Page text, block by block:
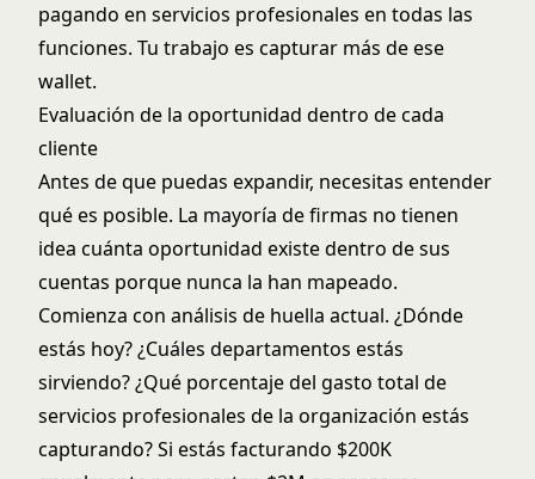
pagando en servicios profesionales en todas las
funciones. Tu trabajo es capturar más de ese
wallet.
Evaluación de la oportunidad dentro de cada
cliente
Antes de que puedas expandir, necesitas entender
qué es posible. La mayoría de firmas no tienen
idea cuánta oportunidad existe dentro de sus
cuentas porque nunca la han mapeado.
Comienza con análisis de huella actual. ¿Dónde
estás hoy? ¿Cuáles departamentos estás
sirviendo? ¿Qué porcentaje del gasto total de
servicios profesionales de la organización estás
capturando? Si estás facturando $200K